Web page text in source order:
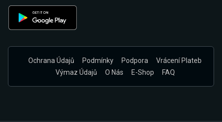
Ochrana Údajů Podmínky Podpora
Vrácení Plateb
Výmaz Údajů
O Nás E-Shop FAQ